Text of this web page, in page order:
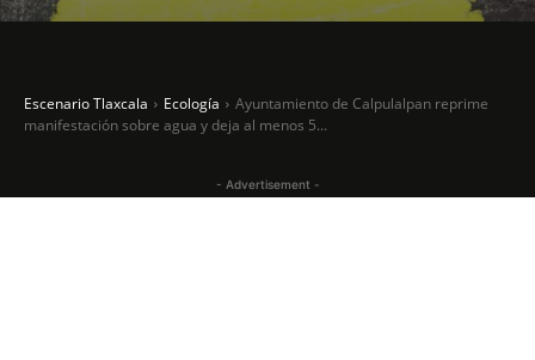
Escenario Tlaxcala Ecología
Ayuntamiento de Calpulalpan reprime
manifestación sobre agua y deja al menos 5...
- Advertisement -